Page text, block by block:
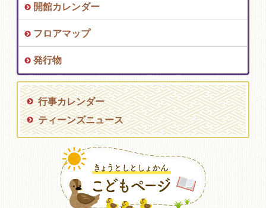
開館カレンダー
フロアマップ
発行物
行事カレンダー
ティーンズニュース